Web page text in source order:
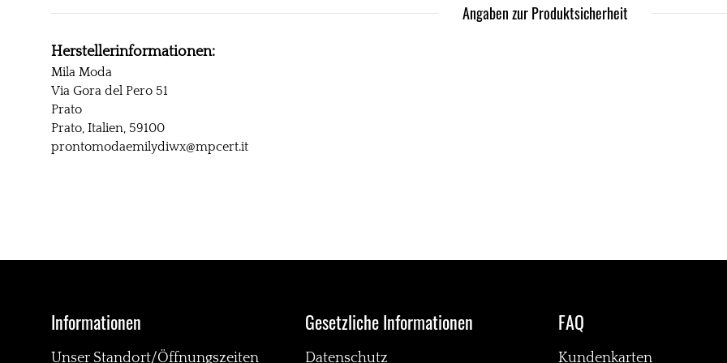
Angaben zur Produktsicherheit
Herstellerinformationen:
Mila Moda
Via Gora del Pero 51
Prato
Prato, Italien, 59100
prontomodaemilydiwx@mpcert.it
Informationen
Unser Standort/Öffnungszeiten
Gesetzliche Informationen
Datenschutz
FAQ
Kundenkarten